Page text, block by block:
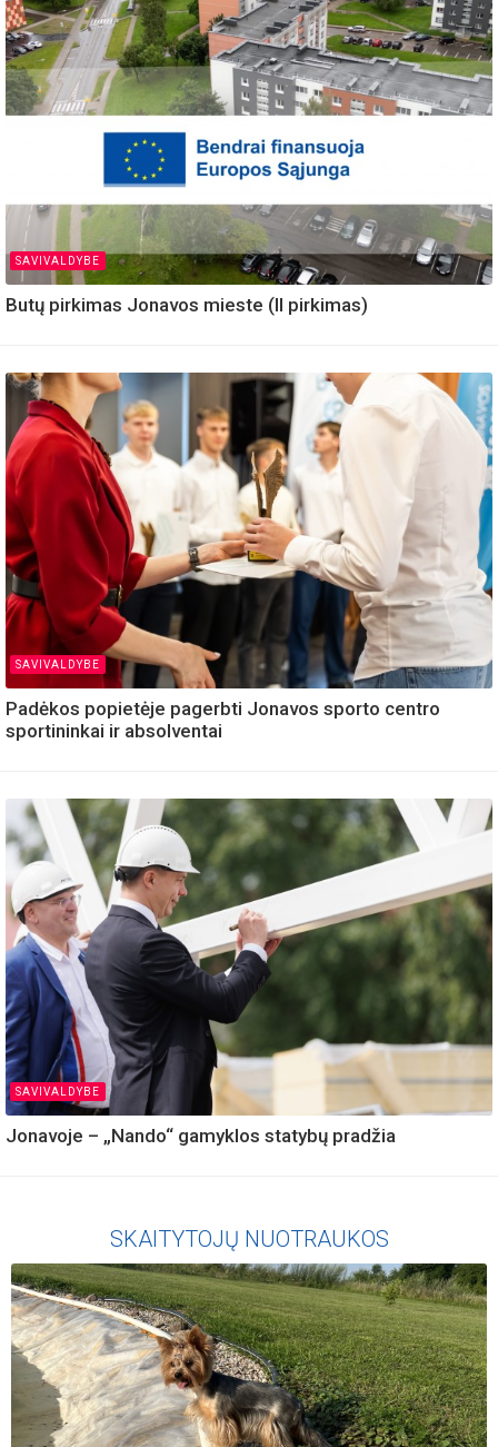
SAVIVALDYBE
Butų pirkimas Jonavos mieste (II pirkimas)
SAVIVALDYBE
Padėkos popietėje pagerbti Jonavos sporto centro
sportininkai ir absolventai
SAVIVALDYBE
Jonavoje – „Nando“ gamyklos statybų pradžia
SKAITYTOJŲ NUOTRAUKOS